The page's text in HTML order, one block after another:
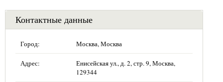
Контактные данные
Город: Москва, Москва
Адрес:
Енисейская ул., д. 2, стр. 9, Москва,
129344